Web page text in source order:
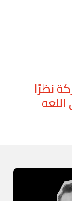
نظرًا